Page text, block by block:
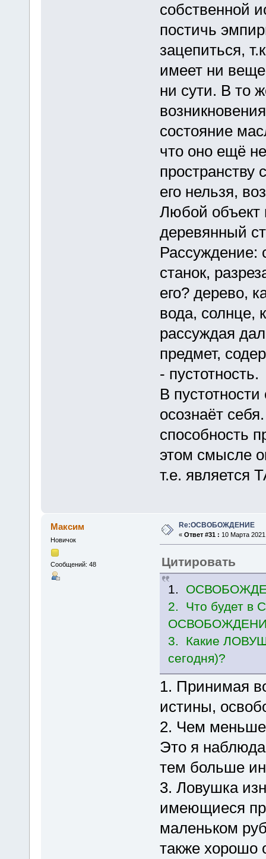
собственной
постичь
зацепиться,
имеет ни
ни сути. В то
состояние
что оно ещё
пространству
его нельзя,
Любой объект
деревянный
Рассуждение:
станок,
его? дерево,
вода, солнце,
рассуждая
предмет,
- пустотность.
В
осознаёт
способность
этом смысле
т.е.
Максим
Новичок
Сообщений: 48
Re:ОСВОБОЖДЕНИЕ
« Ответ #31 : 10 Марта
Цитировать
1.
2. Что будет в
3. Какие
сегодня)?
1. Принимая
истины,
2. Чем
Это я
тем больше
3. Ловушка
имеющиеся
маленьком
также хорошо